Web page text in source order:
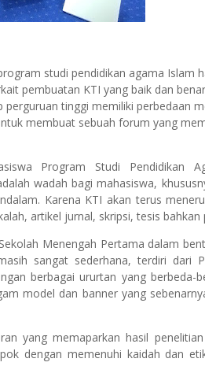
studi pendidikan agama Islam
pembuatan KTI yang baik dan
tinggi memiliki perbedaan
membuat sebuah forum yang
Program Studi Pendidikan
wadah bagi mahasiswa,
Karena KTI akan terus
artikel jurnal, skripsi, tesis bahkan
Menengah Pertama dalam
sangat sederhana, terdiri dari
berbagai ururtan yang berbeda-
model dan banner yang
yang memaparkan hasil
dengan memenuhi kaidah dan